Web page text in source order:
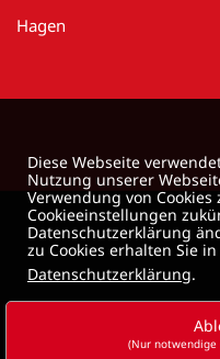
Hagen
Diese Webseite
Nutzung unserer
Verwendung von Cookies
Cookieeinstellungen
Datenschutzerklärung
zu Cookies erhalten Sie
Datenschutzerklärung.
(Nur notwendige